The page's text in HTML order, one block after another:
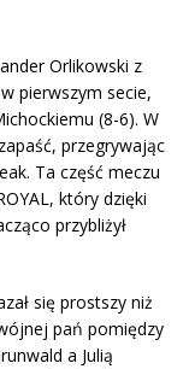
Orlikowski z
pierwszym secie,
(8-6). W
przegrywając
Ta część meczu
który dzięki
przybliżył
się prostszy niż
pań pomiędzy
a Julią